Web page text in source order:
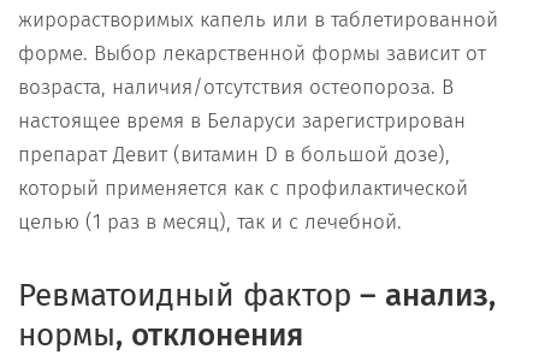
жирорастворимых капель или в таблетированной
форме. Выбор лекарственной формы зависит от
возраста, наличия/отсутствия остеопороза. В
настоящее время в Беларуси зарегистрирован
препарат Девит (витамин D в большой дозе),
который применяется как с профилактической
целью (1 раз в месяц), так и с лечебной.
Ревматоидный фактор – анализ,
нормы, отклонения